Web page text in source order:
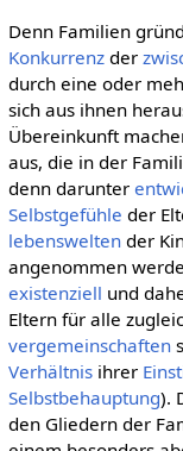
Denn Familien
Konkurrenzder
durch eine oder
sich aus ihnen
Übereinkunft
aus, die in der
denn darunter
Selbstgefühle der
lebensweltender
angenommen
existenziell und
Eltern für alle
vergemeinschaften
Verhältnisihrer
Selbstbehauptung).
den Gliedern der